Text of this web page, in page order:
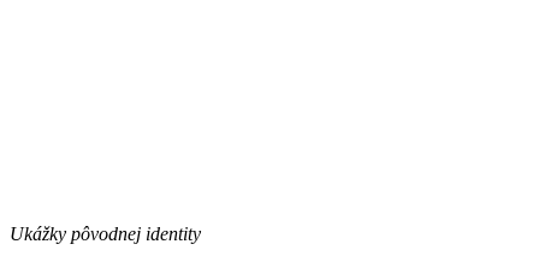
Ukážky pôvodnej identity